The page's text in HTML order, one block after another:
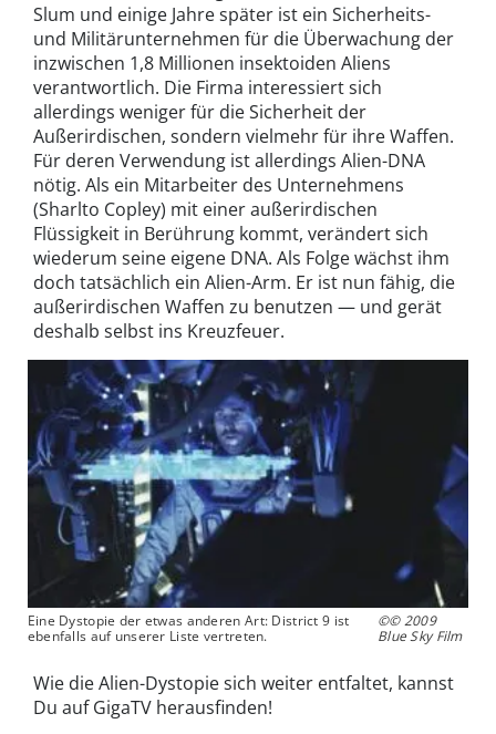
Slum und einige Jahre später ist ein Sicherheits-
und Militärunternehmen für die Überwachung der
inzwischen 1,8 Millionen insektoiden Aliens
verantwortlich. Die Firma interessiert sich
allerdings weniger für die Sicherheit der
Außerirdischen, sondern vielmehr für ihre Waffen.
Für deren Verwendung ist allerdings Alien-DNA
nötig. Als ein Mitarbeiter des Unternehmens
(Sharlto Copley) mit einer außerirdischen
Flüssigkeit in Berührung kommt, verändert sich
wiederum seine eigene DNA. Als Folge wächst ihm
doch tatsächlich ein Alien-Arm. Er ist nun fähig, die
außerirdischen Waffen zu benutzen — und gerät
deshalb selbst ins Kreuzfeuer.
Eine Dystopie der etwas anderen Art: District 9 ist
ebenfalls auf unserer Liste vertreten.
©© 2009
Blue Sky Film
Wie die Alien-Dystopie sich weiter entfaltet, kannst
Du auf GigaTV herausfinden!